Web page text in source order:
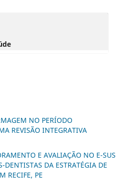
NO PERÍODO
REVISÃO INTEGRATIVA
E AVALIAÇÃO NO E-SUS
DENTISTAS DA ESTRATÉGIA DE
RECIFE, PE